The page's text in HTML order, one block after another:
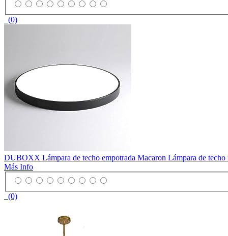
(0)
DUBOXX Lámpara de techo empotrada Macaron Lámpara de
Más Info
(0)